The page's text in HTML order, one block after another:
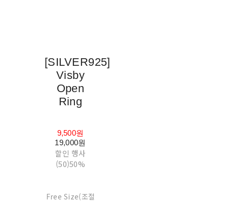
[SILVER925]
Visby
Open
Ring
9,500원
19,000원
할인 행사
(50)50%
Free Size(조절